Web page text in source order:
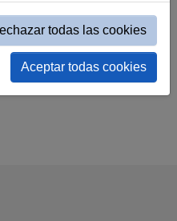
todas las cookies
Aceptar todas cookies